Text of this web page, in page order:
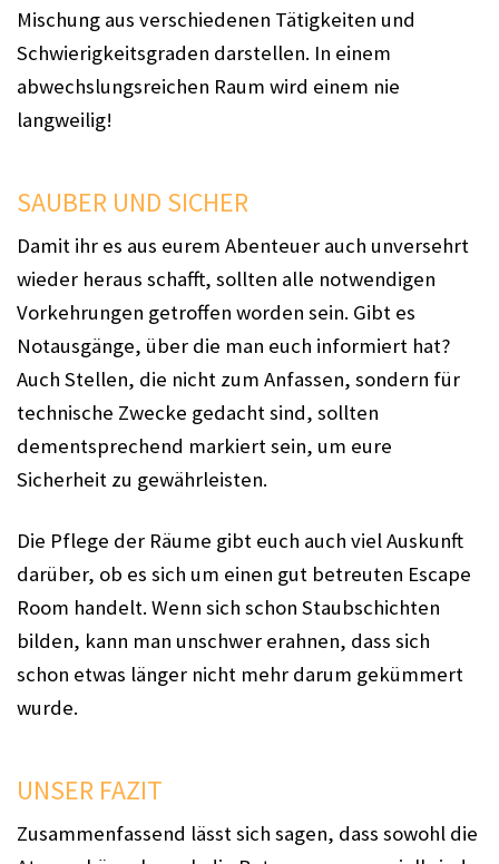
Mischung aus verschiedenen Tätigkeiten und
Schwierigkeitsgraden darstellen. In einem
abwechslungsreichen Raum wird einem nie
langweilig!
SAUBER UND SICHER
Damit ihr es aus eurem Abenteuer auch unversehrt
wieder heraus schafft, sollten alle notwendigen
Vorkehrungen getroffen worden sein. Gibt es
Notausgänge, über die man euch informiert hat?
Auch Stellen, die nicht zum Anfassen, sondern für
technische Zwecke gedacht sind, sollten
dementsprechend markiert sein, um eure
Sicherheit zu gewährleisten.
Die Pflege der Räume gibt euch auch viel Auskunft
darüber, ob es sich um einen gut betreuten Escape
Room handelt. Wenn sich schon Staubschichten
bilden, kann man unschwer erahnen, dass sich
schon etwas länger nicht mehr darum gekümmert
wurde.
UNSER FAZIT
Zusammenfassend lässt sich sagen, dass sowohl die